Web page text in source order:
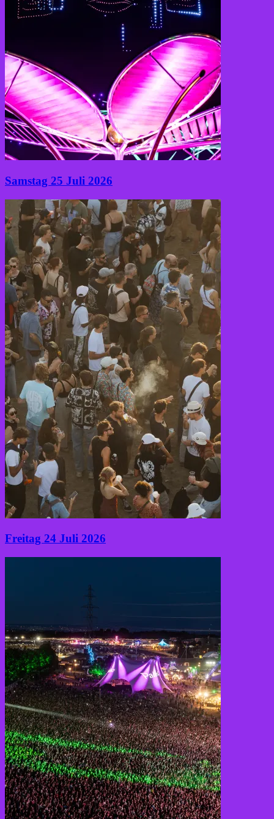
Samstag 25 Juli 2026
Freitag 24 Juli 2026